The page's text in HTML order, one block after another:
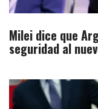
Milei dice que
seguridad al